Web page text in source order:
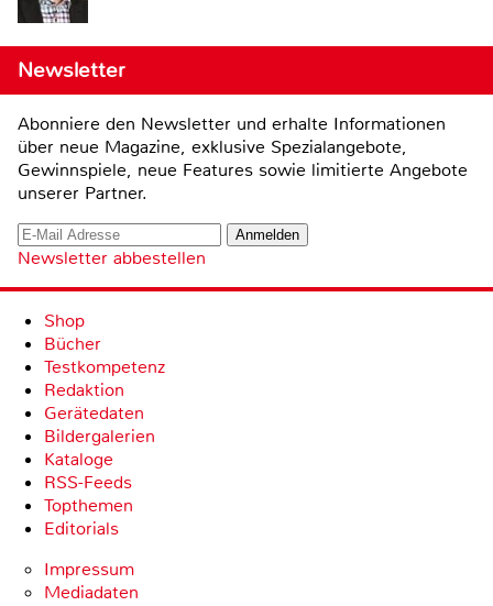
Newsletter
Abonniere den Newsletter und erhalte Informationen
über neue Magazine, exklusive Spezialangebote,
Gewinnspiele, neue Features sowie limitierte Angebote
unserer Partner.
Newsletter abbestellen
Shop
Bücher
Testkompetenz
Redaktion
Gerätedaten
Bildergalerien
Kataloge
RSS-Feeds
Topthemen
Editorials
Impressum
Mediadaten